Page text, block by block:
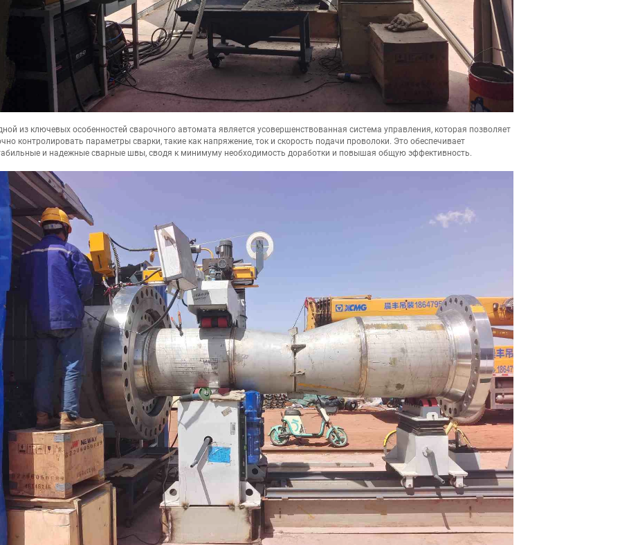
из ключевых особенностей сварочного автомата является усовершенствованная система управления, которая позволяет
контролировать параметры сварки, такие как напряжение, ток и скорость подачи проволоки. Это обеспечивает
и надежные сварные швы, сводя к минимуму необходимость доработки и повышая общую эффективность.